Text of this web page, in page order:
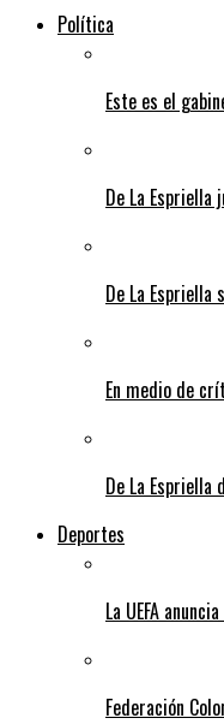
Política
Este es el
De La
De La Espriella
En medio de
De La
Deportes
La UEFA
Federación